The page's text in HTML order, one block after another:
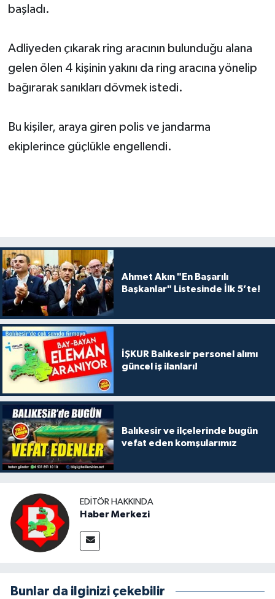
başladı.
Adliyeden çıkarak ring aracının bulunduğu alana
gelen ölen 4 kişinin yakını da ring aracına yönelip
bağırarak sanıkları dövmek istedi.
Bu kişiler, araya giren polis ve jandarma
ekiplerince güçlükle engellendi.
Ahmet Akın "En Başarılı
Başkanlar" Listesinde İlk 5’te!
İŞKUR Balıkesir personel alımı
güncel iş ilanları!
Balıkesir ve ilçelerinde bugün
vefat eden komşularımız
EDITÖR HAKKINDA
Haber Merkezi
Bunlar da ilginizi çekebilir